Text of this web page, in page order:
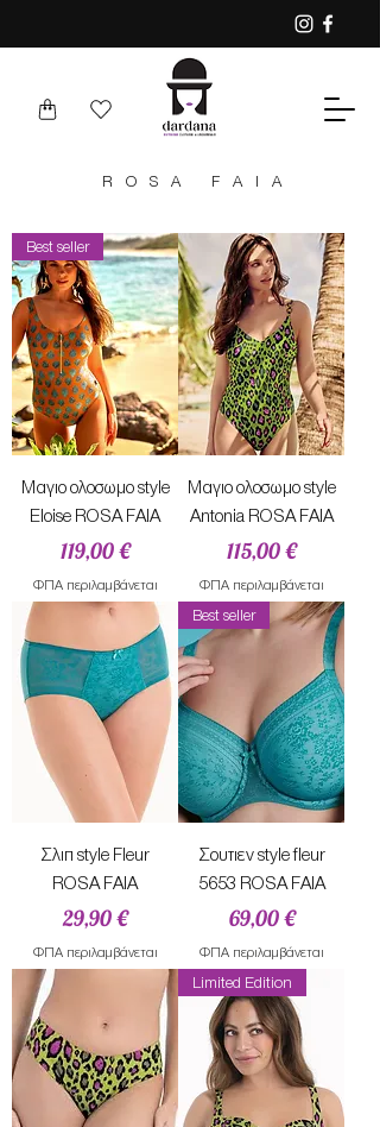
ROSA FAIA
Best seller
Mαγιο ολοσωμο style
Eloise ROSA FAIA
Τιμή
119,00 €
ΦΠΑ περιλαμβάνεται
Mαγιο ολοσωμο style
Antonia ROSA FAIA
Τιμή
115,00 €
ΦΠΑ περιλαμβάνεται
Σλιπ style Fleur
ROSA FAIA
Τιμή
29,90 €
ΦΠΑ περιλαμβάνεται
Best seller
Σουτιεν style fleur
5653 ROSA FAIA
Τιμή
69,00 €
ΦΠΑ περιλαμβάνεται
Limited Edition